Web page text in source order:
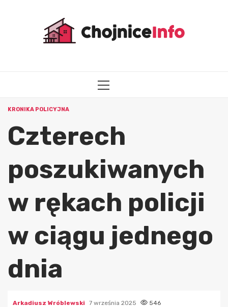
MENU
KRONIKA POLICYJNA
Czterech
poszukiwanych
w rękach policji
w ciągu jednego
dnia
Arkadiusz Wróblewski 7 września 2025 546